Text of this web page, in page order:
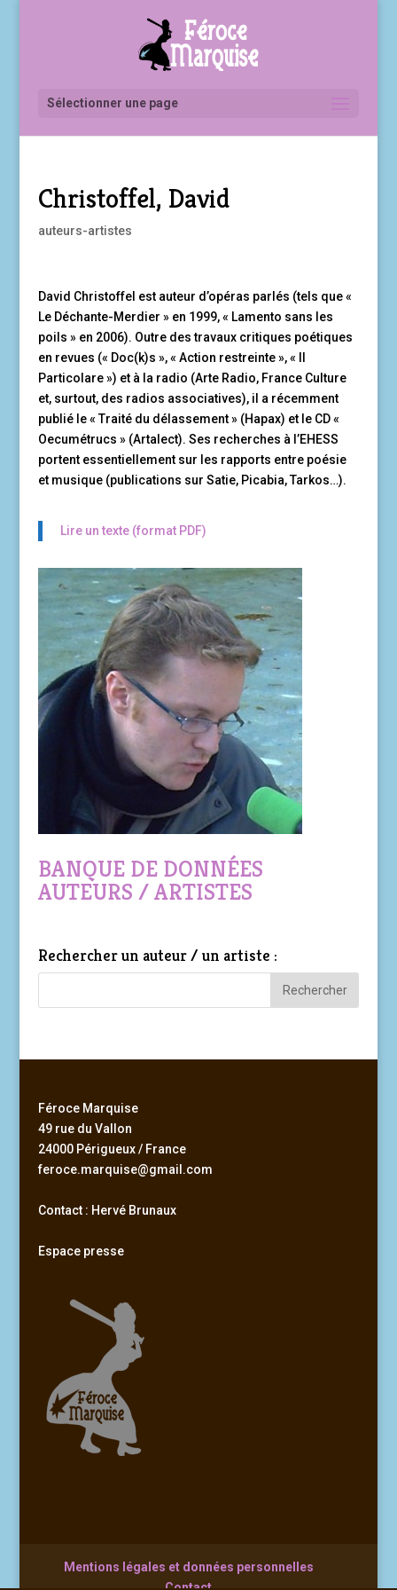
Sélectionner une page
Christoffel, David
auteurs-artistes
David Christoffel est auteur d’opéras parlés (tels que «
Le Déchante-Merdier » en 1999, « Lamento sans les
poils » en 2006). Outre des travaux critiques poétiques
en revues (« Doc(k)s », « Action restreinte », « Il
Particolare ») et à la radio (Arte Radio, France Culture
et, surtout, des radios associatives), il a récemment
publié le « Traité du délassement » (Hapax) et le CD «
Oecumétrucs » (Artalect). Ses recherches à l’EHESS
portent essentiellement sur les rapports entre poésie
et musique (publications sur Satie, Picabia, Tarkos…).
Lire un texte (format PDF)
BANQUE DE DONNÉES
AUTEURS / ARTISTES
Rechercher un auteur / un artiste :
Féroce Marquise
49 rue du Vallon
24000 Périgueux / France
feroce.marquise@gmail.com
Contact : Hervé Brunaux
Espace presse
Mentions légales et données personnelles
Contact